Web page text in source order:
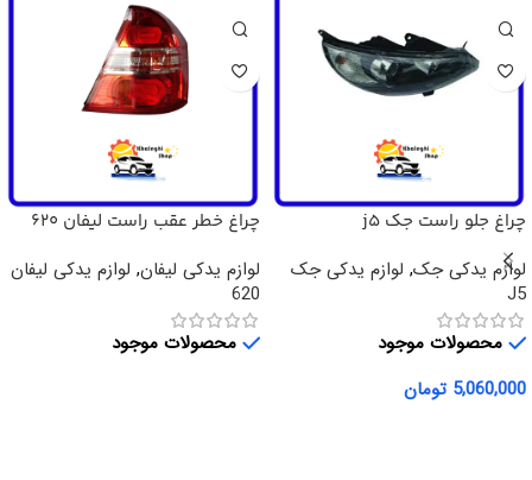
چراغ جلو راست جک j5
لوازم یدکی جک, لوازم یدکی جک
J5
محصولات موجود
5,060,000 تومان
چراغ خطر عقب راست لیفان 620
لوازم یدکی لیفان, لوازم یدکی لیفان
620
محصولات موجود